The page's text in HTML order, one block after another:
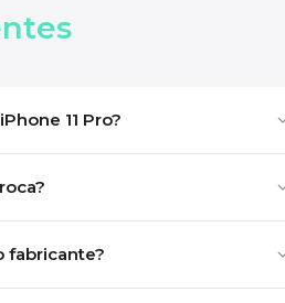
11 Pro?
fabricante?